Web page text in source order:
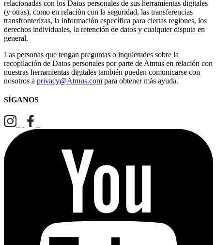
relacionadas con los Datos personales de sus herramientas digitales
(y otras), como en relación con la seguridad, las transferencias
transfronterizas, la información específica para ciertas regiones, los
derechos individuales, la retención de datos y cualquier disputa en
general.
Las personas que tengan preguntas o inquietudes sobre la
recopilación de Datos personales por parte de Atmus en relación con
nuestras herramientas digitales también pueden comunicarse con
nosotros a privacy@Atmus.com para obtener más ayuda.
SÍGANOS